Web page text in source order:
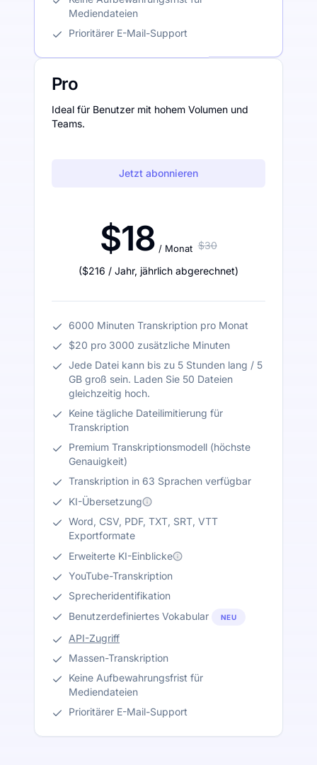
Mediendateien
Prioritärer E-Mail-Support
Pro
Ideal für Benutzer mit hohem Volumen und
Teams.
Jetzt abonnieren
$18 / Monat $30
($216 / Jahr, jährlich abgerechnet)
6000 Minuten Transkription pro Monat
$20 pro 3000 zusätzliche Minuten
Jede Datei kann bis zu 5 Stunden lang / 5
GB groß sein. Laden Sie 50 Dateien
gleichzeitig hoch.
Keine tägliche Dateilimitierung für
Transkription
Premium Transkriptionsmodell (höchste
Genauigkeit)
Transkription in 63 Sprachen verfügbar
KI-Übersetzung
Word, CSV, PDF, TXT, SRT, VTT
Exportformate
Erweiterte KI-Einblicke
YouTube-Transkription
Sprecheridentifikation
Benutzerdefiniertes Vokabular
NEU
API-Zugriff
Massen-Transkription
Keine Aufbewahrungsfrist für
Mediendateien
Prioritärer E-Mail-Support